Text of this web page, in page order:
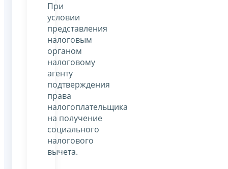
При
условии
представления
налоговым
органом
налоговому
агенту
подтверждения
права
налогоплательщика
на получение
социального
налогового
вычета.